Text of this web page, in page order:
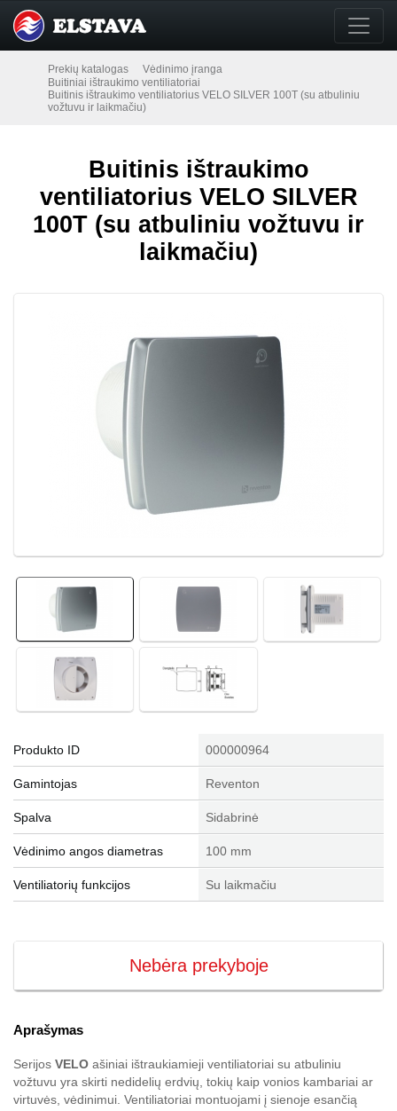
Prekių katalogas
Vėdinimo įranga
Buitiniai ištraukimo ventiliatoriai
Buitinis ištraukimo ventiliatorius VELO SILVER 100T (su atbuliniu
vožtuvu ir laikmačiu)
Buitinis ištraukimo
ventiliatorius VELO SILVER
100T (su atbuliniu vožtuvu ir
laikmačiu)
Produkto ID 000000964
Gamintojas Reventon
Spalva Sidabrinė
Vėdinimo angos diametras 100 mm
Ventiliatorių funkcijos Su laikmačiu
Nebėra prekyboje
Aprašymas
Serijos VELO ašiniai ištraukiamieji ventiliatoriai su atbuliniu
vožtuvu yra skirti nedidelių erdvių, tokių kaip vonios kambariai ar
virtuvės, vėdinimui. Ventiliatoriai montuojami į sienoje esančią